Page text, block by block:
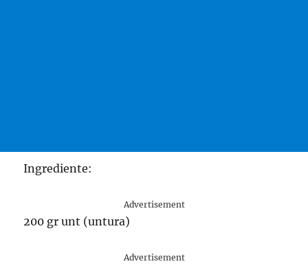
Ingrediente:
Advertisement
200 gr unt (untura)
Advertisement